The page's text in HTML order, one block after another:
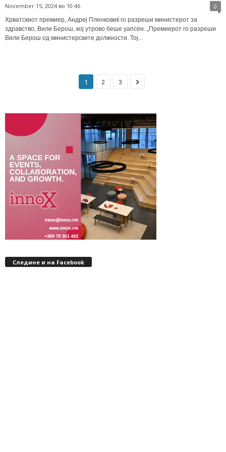
November 15, 2024 во 10:46 0
Хрватскиот премиер, Андреј Пленковиќ го разреши министерот за
здравство, Вили Берош, кој утрово беше уапсен. „Премиерот го разреши
Вили Берош од министерските должности. Тој...
1 2 3
Следине и на Facebook